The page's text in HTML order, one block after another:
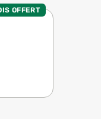
OFFERT